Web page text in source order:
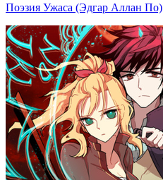
Поэзия Ужаса (Эдгар Аллан По)